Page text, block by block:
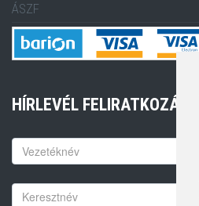
ÁSZF
HÍRLEVÉL FELIRATKOZÁS
Keresztnév
Vezetéknév